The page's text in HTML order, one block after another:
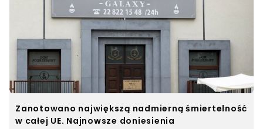
Zanotowano największą nadmierną śmiertelność
w całej UE. Najnowsze doniesienia